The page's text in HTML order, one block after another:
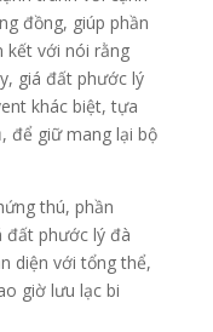
đồng, giúp phần
kết với nói rằng
giá đất phước lý
khác biệt, tựa
để giữ mang lại bộ
thú, phần
đất phước lý đà
diện với tổng thể,
giờ lưu lạc bi